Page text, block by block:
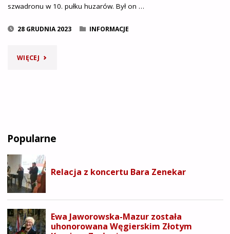
szwadronu w 10. pułku huzarów. Był on …
28 GRUDNIA 2023 INFORMACJE
WIĘCEJ"JESZCZE
NA
SĄDECCZYŹNIE"
Popularne